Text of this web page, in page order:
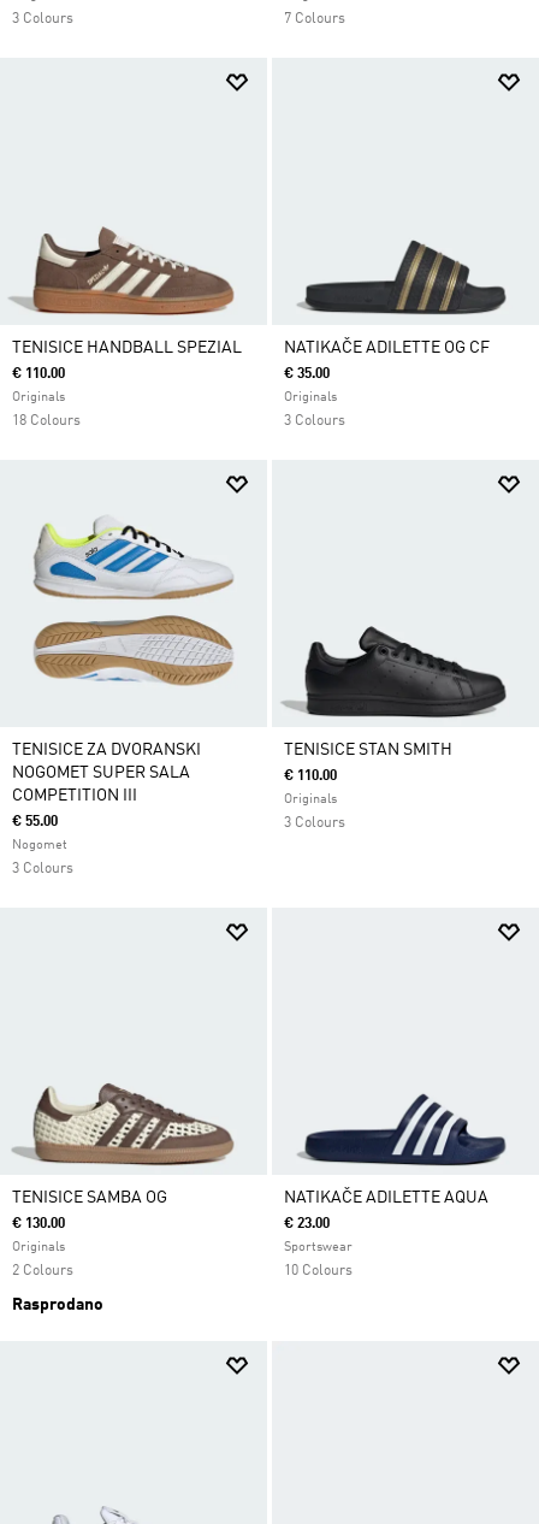
3 Colours 7 Colours
TENISICE HANDBALL SPEZIAL
€ 110.00
Originals
18 Colours
NATIKAČE ADILETTE OG CF
€ 35.00
Originals
3 Colours
TENISICE ZA DVORANSKI
NOGOMET SUPER SALA
COMPETITION III
€ 55.00
Nogomet
3 Colours
TENISICE STAN SMITH
€ 110.00
Originals
3 Colours
TENISICE SAMBA OG
€ 130.00
Originals
2 Colours
Rasprodano
NATIKAČE ADILETTE AQUA
€ 23.00
Sportswear
10 Colours